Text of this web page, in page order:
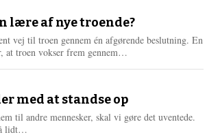
e
r
e
lære af nye troende?
vej til troen gennem én afgørende beslutning. En
at troen vokser frem gennem…
e
r
e
med at standse op
til andre mennesker, skal vi gøre det uventede.
lidt…